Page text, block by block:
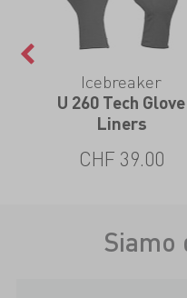
Icebreaker
U 260 Tech Glove
Liners
CHF 39.00
Siamo